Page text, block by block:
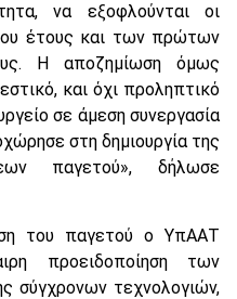
να εξοφλούνται οι
έτους και των πρώτων
Η αποζημίωση όμως
και όχι προληπτικό
σε άμεση συνεργασία
στη δημιουργία της
παγετού», δήλωσε
του παγετού ο ΥπΑΑΤ
προειδοποίηση των
σύγχρονων τεχνολογιών,